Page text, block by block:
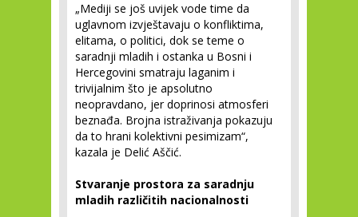
„Mediji se još uvijek vode time da
uglavnom izvještavaju o konfliktima,
elitama, o politici, dok se teme o
saradnji mladih i ostanka u Bosni i
Hercegovini smatraju laganim i
trivijalnim što je apsolutno
neopravdano, jer doprinosi atmosferi
beznađa. Brojna istraživanja pokazuju
da to hrani kolektivni pesimizam“,
kazala je Delić Aščić.
Stvaranje prostora za saradnju
mladih različitih nacionalnosti